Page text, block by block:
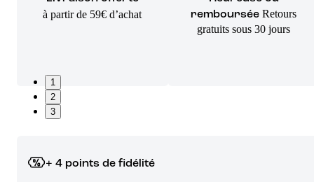
à partir de 59€ d’achat
remboursée Retours
gratuits sous 30 jours
1
2
3
+ 4 points de fidélité